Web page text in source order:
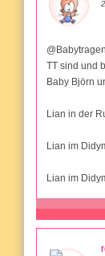
@Babytragen
TT sind und
Baby Björn
Lian in der
Lian im
Lian im